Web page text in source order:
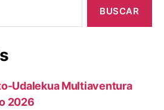
Udalekua Multiaventura
2026